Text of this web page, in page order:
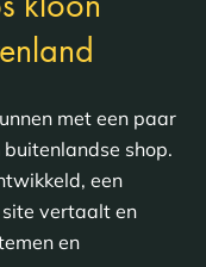
met een paar
shop.
een
vertaalt en
en